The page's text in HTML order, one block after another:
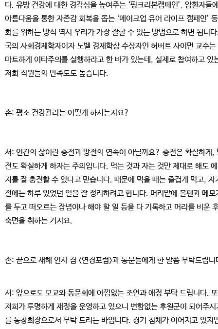
다. 유방 건강에 대한 경각심을 높여주는 ‘핑크리본캠페인’, 암환자들
아름다움을 통한 자존감 회복을 돕는 ‘메이크업 유어 라이프 캠페인’
회를 위하는 방식 역시 우리가 가장 잘할 수 있는 방법으로 하면 됩니
국의 사회경제학자이자 노벨 경제학상 수상자인 허버트 사이먼 교수는
마트하게 이타주의를 실행하라고 한 바가 있는데, 실제로 참여하고 있
저희 직원들의 만족도도 높습니다.
손: 평소 건강관리는 어떻게 하시는지요?
서: 인간의 삶이란 충전과 방전의 연속이 아닐까요? 충전은 확실하게,
전도 확실하게 하자는 주의입니다. 먹는 것과 자는 것만 제대로 해도
지를 잘 충전할 수 있다고 믿습니다. 때문에 먹을 때는 즐겁게 먹고, 자
전에는 하루 있었던 일을 잘 정리하려고 합니다. 머리맡에 볼펜과 메모
를 두고 떠오르는 잡념이나 해야 할 일 등을 다 기록하고 머리를 비운
숙면을 취하는 거지요.
손: 끝으로 새해 인사 겸 <연경포럼>과 동문들에게 한 말씀 부탁드립니
서: 앞으로도 모교와 동문회에 아낌없는 조언과 애정 부탁 드립니다.
저희가 투명하게 재정을 운영하고 있으니 변함없는 후원군이 되어주시
를 동창회장으로서 부탁 드리는 바입니다. 경기 침체가 이어지고 있지